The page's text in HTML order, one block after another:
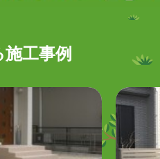
工事例